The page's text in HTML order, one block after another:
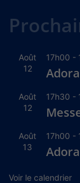
Août
12
17h00 -
Août
12
17h30 -
Août
13
17h00 -
Voir le calendrier